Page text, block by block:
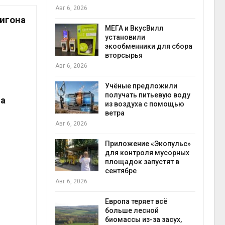
Авг 6, 2026
МЕГА и ВкусВилл
установили
экообменники для сбора
вторсырья
Авг 6, 2026
Учёные предложили
получать питьевую воду
из воздуха с помощью
ветра
Авг 6, 2026
Приложение «Экопульс»
для контроля мусорных
площадок запустят в
сентябре
Авг 6, 2026
Европа теряет всё
больше лесной
биомассы из-за засух,